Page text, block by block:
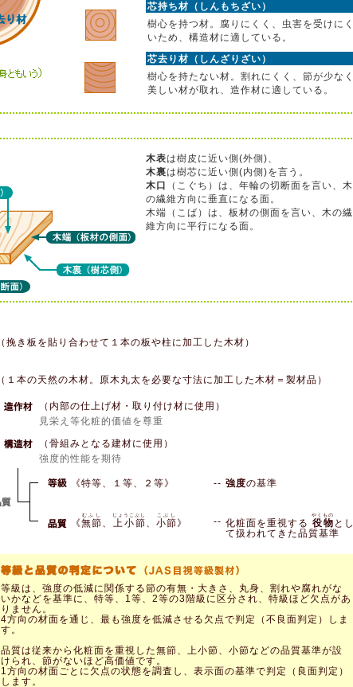
芯持ち材（しんもちざい）
樹心を持つ材。腐りにくく、虫害を受けにく
いため、構造材に適している。
芯去り材（しんざりざい）
樹心を持たない材。割れにくく、節が少なく
美しい材が取れ、造作材に適している。
木表は樹皮に近い側(外側)、
木裏は樹芯に近い側(内側)を言う。
木口
（こぐち）は、年輪の切断面を言い、木
の繊維方向に垂直になる面。
木端（こば）は、板材の側面を言い、木の繊
維方向に平行になる面。
（挽き板を貼り合わせて１本の板や柱に加工した木材）
（１本の天然の木材。原木丸太を必要な寸法に加工した木材＝製材品）
（内部の仕上げ材・取り付け材に使用）
見栄え等化粧的価値を尊重
（骨組みとなる建材に使用）
強度的性能を期待
《特等、１等、２等》 -- 強度の基準
《無節
むふし
上小節
じょうこぶし
小節
こぶし
》 -- 化粧面を重視する 役物
やくもの
とし
て扱われてきた品質基準
等級は、強度の低減に関係する節の有無・大きさ、丸身、割れや腐れがな
いかなどを基準に、特等、1等、2等の3階級に区分され、特級ほど欠点があ
りません。
4方向の材面を通じ、最も強度を低減させる欠点で判定（不良面判定）しま
す。
品質は従来から化粧面を重視した無節、上小節、小節などの品質基準が設
けられ、節がないほど高価値です。
1方向の材面ごとに欠点の状態を調査し、表示面の基準で判定（良面判定）
します。